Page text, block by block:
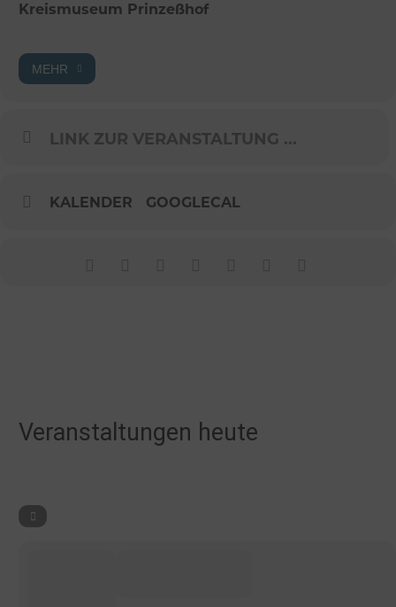
Kreismuseum Prinzeßhof
MEHR
LINK ZUR VERANSTALTUNG ...
KALENDER GOOGLECAL
Veranstaltungen heute